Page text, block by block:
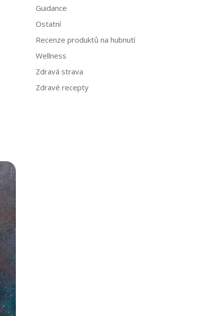
Guidance
Ostatní
Recenze produktů na hubnutí
Wellness
Zdravá strava
Zdravé recepty